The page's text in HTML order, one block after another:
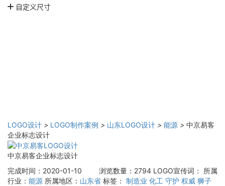
LOGO设计 > LOGO制作案例 > 山东LOGO设计 > 能源 > 中京易客
企业标志设计
中京易客企业标志设计
完成时间：2020-01-10
浏览数量：2794 LOGO宣传词：
所属
行业： 能源 所属地区： 山东省 标签： 制造业 化工 守护 权威 狮子